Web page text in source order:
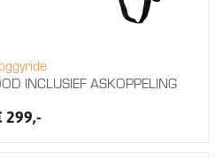
INCLUSIEF ASKOPPELING
299,-